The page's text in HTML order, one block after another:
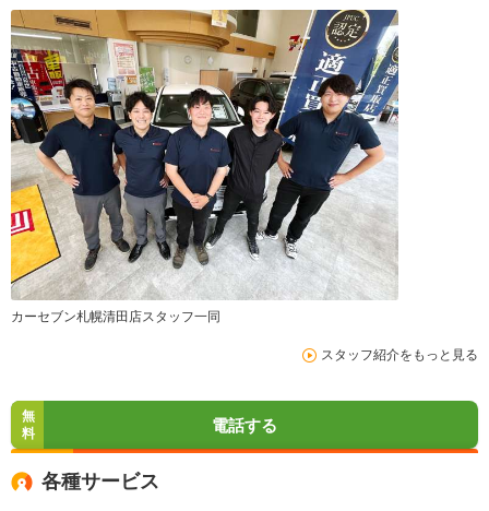
カーセブン札幌清田店スタッフ一同
スタッフ紹介をもっと見る
無
料
電話する
各種サービス